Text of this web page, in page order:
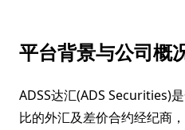
平台背景与公司概
ADSS达汇(ADS Securities)
比的外汇及差价合约经纪商